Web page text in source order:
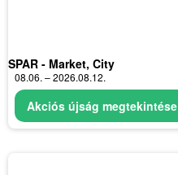
SPAR - Market, City
08.06. – 2026.08.12.
Akciós újság megtekintése